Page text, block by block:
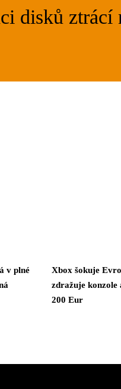
disků ztrácí
v plné
Xbox šokuje
zdražuje konzole
200 Eur